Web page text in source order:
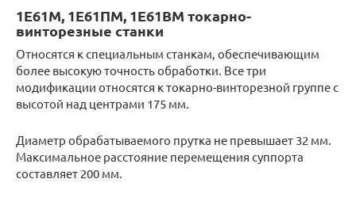
1Е61М, 1Е61ПМ, 1Е61ВМ токарно-
винторезные станки
Относятся к специальным станкам, обеспечивающим
более высокую точность обработки. Все три
модификации относятся к токарно-винторезной группе с
высотой над центрами 175 мм.
Диаметр обрабатываемого прутка не превышает 32 мм.
Максимальное расстояние перемещения суппорта
составляет 200 мм.